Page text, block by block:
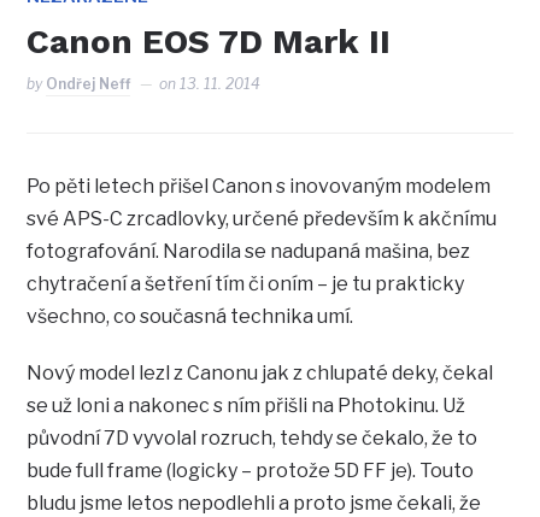
Canon EOS 7D Mark II
by Ondřej Neff on13. 11. 2014
Po pěti letech přišel Canon s inovovaným modelem
své APS-C zrcadlovky, určené především k akčnímu
fotografování. Narodila se nadupaná mašina, bez
chytračení a šetření tím či oním – je tu prakticky
všechno, co současná technika umí.
Nový model lezl z Canonu jak z chlupaté deky, čekal
se už loni a nakonec s ním přišli na Photokinu. Už
původní 7D vyvolal rozruch, tehdy se čekalo, že to
bude full frame (logicky – protože 5D FF je). Touto
bludu jsme letos nepodlehli a proto jsme čekali, že